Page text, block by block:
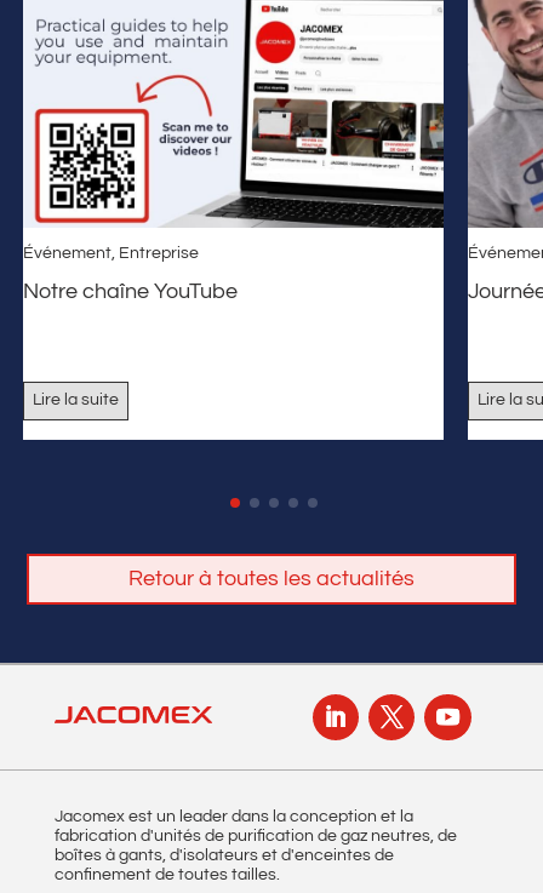
Événement Entreprise
Notre chaîne YouTube
Lire la suite Lire la
Retour à toutes les actualités
Jacomex est un leader dans la conception et la
fabrication d'unités de purification de gaz neutres, de
boîtes à gants, d'isolateurs et d'enceintes de
confinement de toutes tailles.